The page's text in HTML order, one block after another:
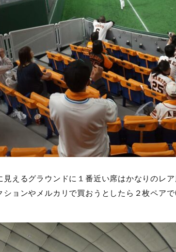
見えるグラウンドに１番近い席はかなりのレア
ションやメルカリで買おうとしたら２枚ペア